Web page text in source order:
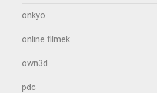
onkyo
online filmek
own3d
pdc